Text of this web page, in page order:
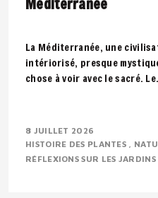
Méditerranée
La Méditerranée, une
intériorisé, presque
chose à voir avec le sacré.
8 JUILLET 2026
HISTOIRE DES PLANTES
RÉFLEXIONS SUR LES JARDINS